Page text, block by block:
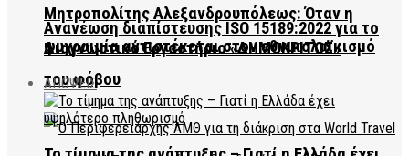
Μητροπολίτης Αλεξανδρουπόλεως: Όταν η
ψυχραιμία αντιστέκεται στον εθνικολαϊκισμό
του φόβου
Ανανέωση διαπίστευσης ISO 15189:2022 για το
Διαγνωστικό Εργαστήριο «ΔΗΜΟΚΡΙΤΟΣ»
ΑΠΟΨΕΙΣ